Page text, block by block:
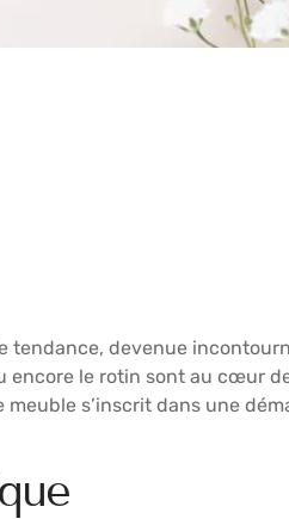
tendance, devenue
encore le rotin sont au cœur
s’inscrit dans une